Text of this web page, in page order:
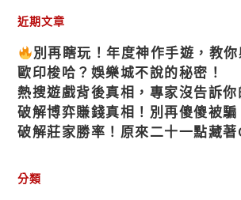
近期文章
別再瞎玩！年度神作手遊，教
歐印梭哈？娛樂城不說的秘密！
熱搜遊戲背後真相，專家沒告訴你
破解博弈賺錢真相！別再傻傻被騙
破解莊家勝率！原來二十一點藏著
分類